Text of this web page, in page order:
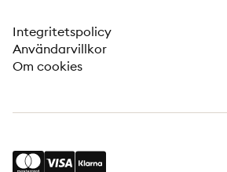
Integritetspolicy
Användarvillkor
Om cookies